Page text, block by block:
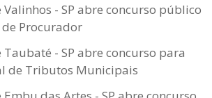
- SP abre concurso público
Procurador
- SP abre concurso para
de Tributos Municipais